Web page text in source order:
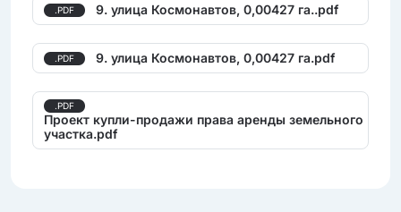
.PDF 9. улица Космонавтов, 0,00427 га..pdf
.PDF 9. улица Космонавтов, 0,00427 га.pdf
.PDF
Проект купли-продажи права аренды земельного
участка.pdf